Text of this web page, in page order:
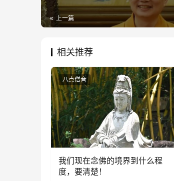
上一篇
相关推荐
八点僧音
我们现在念佛的境界到什么程
度，要清楚！